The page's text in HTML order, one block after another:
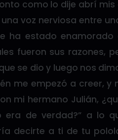
como lo dije abrí
voz nerviosa entre
ha estado
fueron sus razones,
se dio y luego nos
me empezó a creer, y
mi hermano Julián,
de verdad?” a lo
decirte a ti de tu